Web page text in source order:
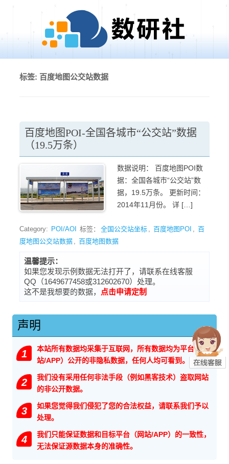
标签: 百度地图公交站数据
百度地图POI-全国各城市“公交站”数据
（19.5万条）
数据说明： 百度地图POI数
据：全国各城市“公交站”数
据，19.5万条。 更新时间：
2014年11月份。 详 […]
Category: POI/AOI 标签： 全国公交站坐标 , 百度地图POI , 百
度地图公交站数据 , 百度地图数据
温馨提示：
如果您发现示例数据无法打开了，请联系在线客服
QQ（1649677458或312602670）处理。
这不是我想要的数据，
点击申请定制
声明
1
本站所有数据均采集于互联网，所有数据均为平台（网
站/APP）公开的非隐私数据，任何人均可看到。
2
我们没有采用任何非法手段（例如黑客技术）盗取网站
的非公开数据。
3
如果您觉得我们侵犯了您的合法权益，请联系我们予以
处理。
4
我们只能保证数据和目标平台（网站/APP）的一致性，
无法保证源数据本身的准确性。